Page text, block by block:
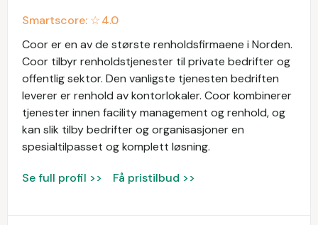
Smartscore: ☆4.0
Coor er en av de største renholdsfirmaene i Norden.
Coor tilbyr renholdstjenester til private bedrifter og
offentlig sektor. Den vanligste tjenesten bedriften
leverer er renhold av kontorlokaler. Coor kombinerer
tjenester innen facility management og renhold, og
kan slik tilby bedrifter og organisasjoner en
spesialtilpasset og komplett løsning.
Se full profil >> Få pristilbud >>